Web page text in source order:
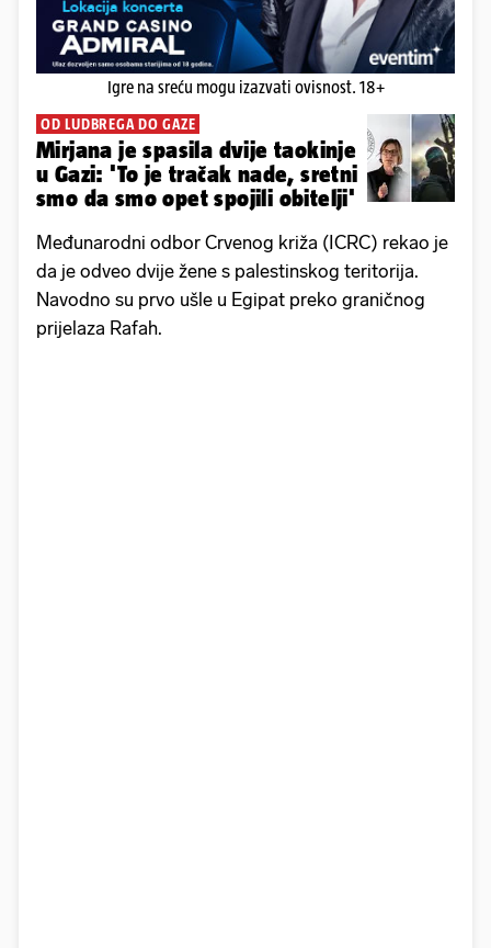
Igre na sreću mogu izazvati ovisnost. 18+
OD LUDBREGA DO GAZE
Mirjana je spasila dvije taokinje
u Gazi: 'To je tračak nade, sretni
smo da smo opet spojili obitelji'
Međunarodni odbor Crvenog križa (ICRC) rekao je
da je odveo dvije žene s palestinskog teritorija.
Navodno su prvo ušle u Egipat preko graničnog
prijelaza Rafah.